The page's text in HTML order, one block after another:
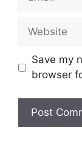
Website
Save my
browser